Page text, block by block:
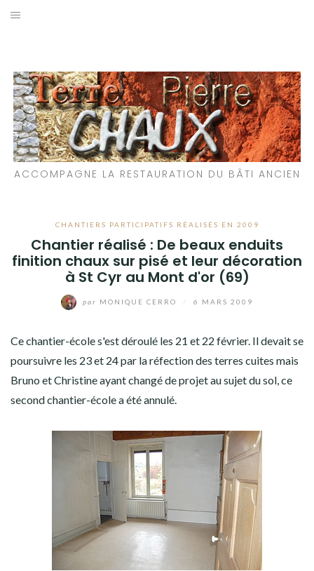
Aller
ACCOMPAGNE LA RESTAURATION DU BÂTI ANCIEN
CHANTIERS PARTICIPATIFS RÉALISÉS EN 2009
Chantier réalisé : De beaux enduits
finition chaux sur pisé et leur décoration
à St Cyr au Mont d'or (69)
par MONIQUE CERRO 6 MARS 2009
Ce chantier-école s'est déroulé les 21 et 22 février. Il devait se
poursuivre les 23 et 24 par la réfection des terres cuites mais
Bruno et Christine ayant changé de projet au sujet du sol, ce
second chantier-école a été annulé.
PARTICIPATIFS
CHANTIERS RÉALISÉS
QUE PROPOSONS-NOUS ?